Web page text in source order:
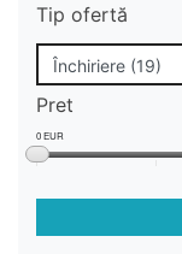
Tip ofertă
Pret
0 EUR